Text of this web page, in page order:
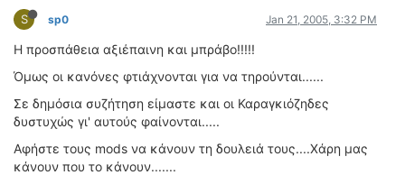
S sp0 Jan 21, 2005, 3:32 PM
Η προσπάθεια αξιέπαινη και μπράβο!!!!!
Όμως οι κανόνες φτιάχνονται για να τηρούνται......
Σε δημόσια συζήτηση είμαστε και οι Καραγκιόζηδες
δυστυχώς γι' αυτούς φαίνονται.....
Αφήστε τους mods να κάνουν τη δουλειά τους....Χάρη μας
κάνουν που το κάνουν.......